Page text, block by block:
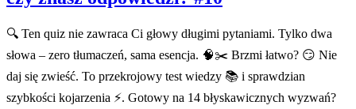
🔍 Ten quiz nie zawraca Ci głowy długimi pytaniami. Tylko dwa
słowa – zero tłumaczeń, sama esencja. 🧠✂️ Brzmi łatwo? 😏 Nie
daj się zwieść. To przekrojowy test wiedzy 📚 i sprawdzian
szybkości kojarzenia ⚡. Gotowy na 14 błyskawicznych wyzwań?